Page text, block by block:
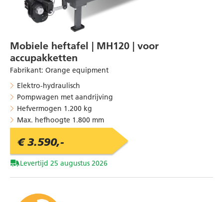
Mobiele heftafel | MH120 | voor
accupakketten
Fabrikant: Orange equipment
Elektro-hydraulisch
Pompwagen met aandrijving
Hefvermogen 1.200 kg
Max. hefhoogte 1.800 mm
€ 3.590,-
Levertijd 25 augustus 2026